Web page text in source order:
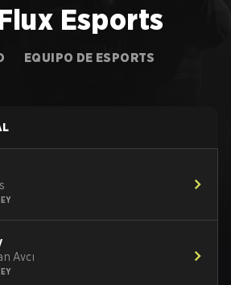
Esports
EQUIPO DE ESPORTS
Avcı